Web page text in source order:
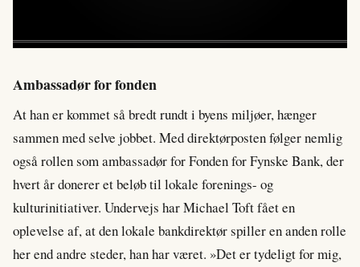
Ambassadør for fonden
At han er kommet så bredt rundt i byens miljøer, hænger
sammen med selve jobbet. Med direktørposten følger nemlig
også rollen som ambassadør for Fonden for Fynske Bank, der
hvert år donerer et beløb til lokale forenings- og
kulturinitiativer. Undervejs har Michael Toft fået en
oplevelse af, at den lokale bankdirektør spiller en anden rolle
her end andre steder, han har været. »Det er tydeligt for mig,